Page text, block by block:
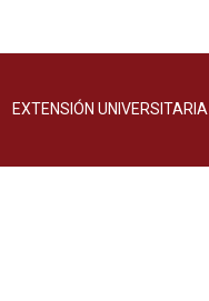
EXTENSIÓN UNIVERSITARIA